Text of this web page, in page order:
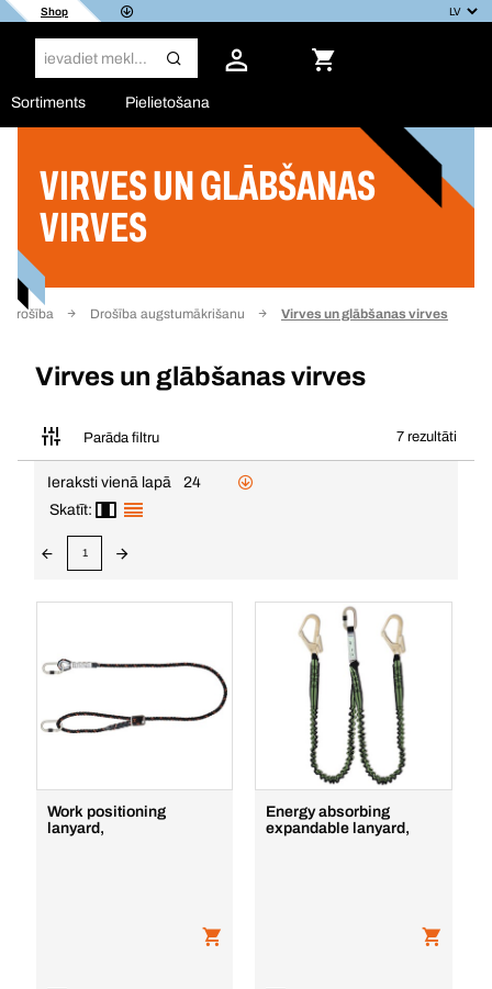
Shop
Sortiments Pielietošana
VIRVES UN GLĀBŠANAS
VIRVES
Drošība Drošība augstumākrišanu Virves un glābšanas virves
Virves un glābšanas virves
Parāda filtru 7 rezultāti
Filtrs
Ieraksti vienā lapā
24
Skatīt:
1
Work positioning
lanyard,
Energy absorbing
expandable lanyard,